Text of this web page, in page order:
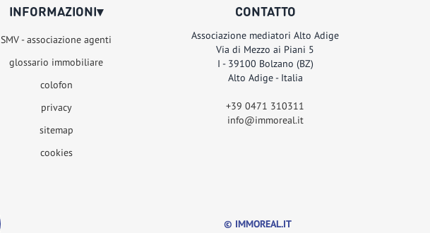
INFORMAZIONI▾
SMV - associazione agenti
glossario immobiliare
colofon
privacy
sitemap
cookies
CONTATTO
Associazione mediatori Alto Adige
Via di Mezzo ai Piani 5
I - 39100 Bolzano (BZ)
Alto Adige - Italia
+39 0471 310311
info@immoreal.it
© IMMOREAL.IT